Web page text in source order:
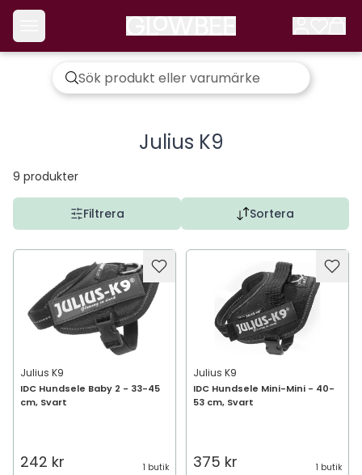
Julius K9
9 produkter
Filtrera Sortera
Julius K9
IDC Hundsele Baby 2 - 33-45
cm, Svart
242 kr 1 butik
Julius K9
IDC Hundsele Mini-Mini - 40-
53 cm, Svart
375 kr 1 butik